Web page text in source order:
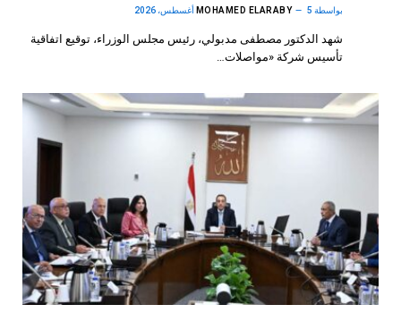
بواسطة MOHAMED ELARABY 5 أغسطس، 2026
شهد الدكتور مصطفى مدبولي، رئيس مجلس الوزراء، توقيع اتفاقية
تأسيس شركة «مواصلات…